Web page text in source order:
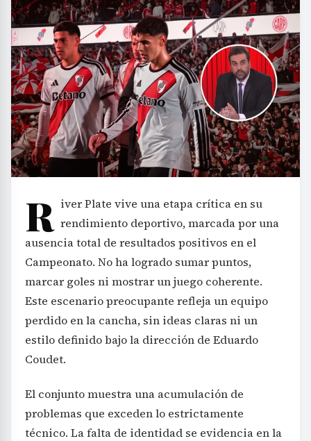
R iver Plate vive una etapa crítica en su
rendimiento deportivo, marcada por una
ausencia total de resultados positivos en el
Campeonato. No ha logrado sumar puntos,
marcar goles ni mostrar un juego coherente.
Este escenario preocupante refleja un equipo
perdido en la cancha, sin ideas claras ni un
estilo definido bajo la dirección de Eduardo
Coudet.
El conjunto muestra una acumulación de
problemas que exceden lo estrictamente
técnico. La falta de identidad se evidencia en la